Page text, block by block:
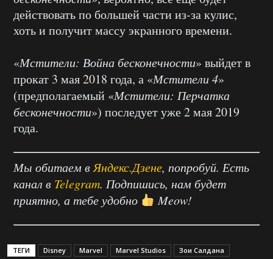
действовать по большей части из-за кулис,
хоть и получит массу экранного времени.
«Мстители: Война бесконечности» выйдет в
прокат 3 мая 2018 года, а «Мстители 4»
(предполагаемый «Мстители: Перчатка
бесконечности») последует уже 2 мая 2019
года.
Мы обитаем в Яндекс.Дзене, попробуй. Есть
канал в Telegram. Подпишись, нам будет
приятно, а тебе удобно
Meow!
ТЕГИ Disney Marvel Marvel Studios
Зои Салдана